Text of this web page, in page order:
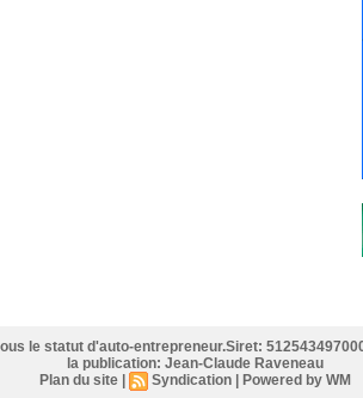
le statut d'auto-entrepreneur.Siret:
la publication: Jean-Claude Raveneau
Plan du site
Syndication Powered by WM